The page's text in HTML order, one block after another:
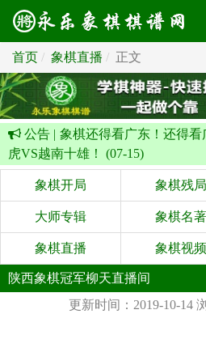
首页 象棋直播 正文
公告 | 象棋还得看广东！还得
虎VS越南十雄！ (07-15)
象棋开局 象棋残局
大师专辑 象棋名著
象棋直播 象棋视频
陕西象棋冠军柳天直播间
更新时间：2019-10-14